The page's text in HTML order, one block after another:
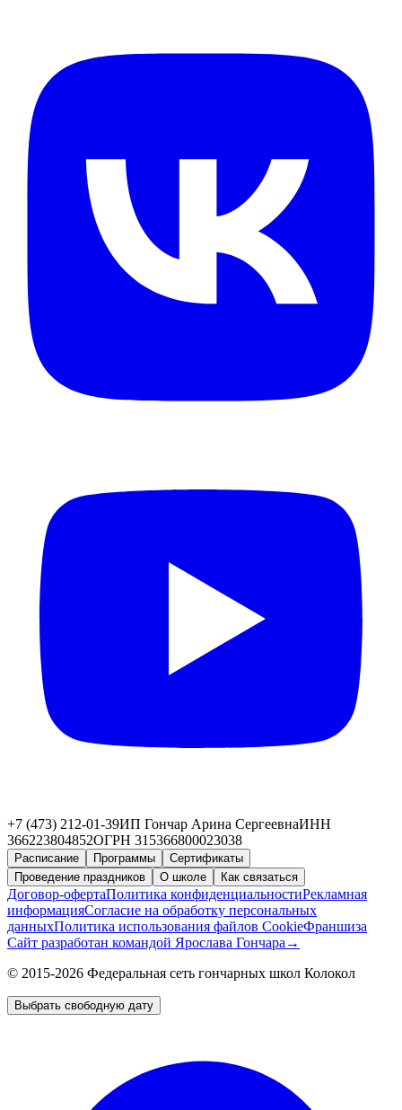
+7 (473) 212-01-39ИП Гончар Арина СергеевнаИНН
366223804852ОГРН 315366800023038
Расписание Программы
Сертификаты
Проведение праздников
О школе Как связаться
Договор-офертаПолитика конфиденциальностиРекламная
информацияСогласие на обработку персональных
данныхПолитика использования файлов CookieФраншиза
Сайт разработан командой Ярослава Гончара →
© 2015-2026 Федеральная сеть гончарных школ Колокол
Выбрать свободную дату